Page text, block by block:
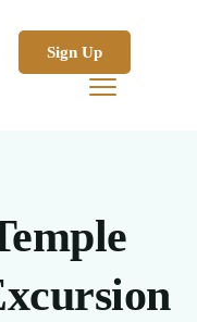
Sign Up